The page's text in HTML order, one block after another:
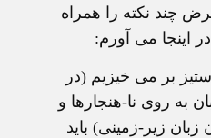
چند نکته را همراه
اينجا می آورم:
بر می خيزيم (در
به روی نا-هنجارها و
زير-زمينی) بايد